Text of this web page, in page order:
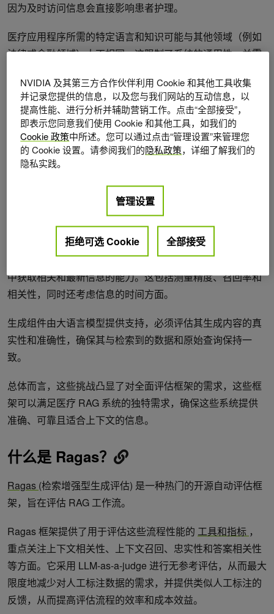
因为及时访问信息会直接影响患者护理。
医疗应用程序所需的特定语言和知识可能与其他领域（例如
法律或金融领域）大不相同，这限制了系统的通用性，并需
另一个关键挑战是缺乏医疗 RAG 基准，以及该领域通用的
评估指标不足。缺乏基准需要根据医疗文本和健康记录生成
合成测试和真实数据。
BLEU 或 ROUGE 等传统指标专注于文本相似性，无法充分
容的事实准确性和上下文相关性，而事实准确性和上下文相
关性在医疗应用中至关重要。
最后，评估 RAG 系统还需要独立地评估检索和生成组件，
以及整体评估。检索组件必须评估其从庞大且动态的知识库
中获取相关和最新信息的能力。这包括测量精度、召回率和
相关性，同时还考虑信息的时间方面。
生成组件由大语言模型提供支持，必须评估其生成内容的真
实性和准确性，确保其与检索到的数据和原始查询保持一
致。
总体而言，这些挑战凸显了对全面评估框架的需求，这些框
架可以满足医疗 RAG 系统的独特需求，确保这些系统提供
准确、可靠且适合上下文的信息。
什么是 Ragas？
Ragas (检索增强型生成评估) 是一种热门的开源自动评估框
架，旨在评估 RAG 工作流。
Ragas 框架提供了用于评估这些流程性能的 工具和指标 ，
重点关注上下文相关性、上下文召回、忠实性和答案相关性
等方面。它采用 LLM-as-a-judge 进行无参考评估，从而最大
限度地减少对人工标注数据的需求，并提供类似人工标注的
反馈，从而提高评估流程的效率和成本效益。
NVIDIA 及其第三方合作伙伴利用 Cookie 和其他工具收集
并记录您提供的信息，以及您与我们网站的互动信息，以
提高性能、进行分析并辅助营销工作。点击“全部接受”，
即表示您同意我们使用 Cookie 和其他工具，如我们的
Cookie 政策中所述。您可以通过点击“管理设置”来管理您
的 Cookie 设置。请参阅我们的隐私政策，详细了解我们的
隐私实践。
管理设置
拒绝可选 Cookie 全部接受